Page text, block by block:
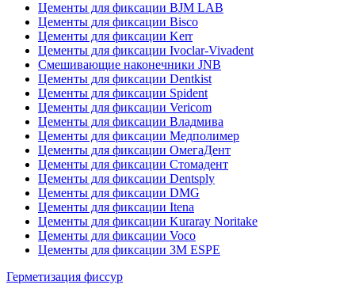
Цементы для фиксации BJM LAB
Цементы для фиксации Bisco
Цементы для фиксации Kerr
Цементы для фиксации Ivoclar-Vivadent
Смешивающие наконечники JNB
Цементы для фиксации Dentkist
Цементы для фиксации Spident
Цементы для фиксации Vericom
Цементы для фиксации Владмива
Цементы для фиксации Медполимер
Цементы для фиксации ОмегаДент
Цементы для фиксации Стомадент
Цементы для фиксации Dentsply
Цементы для фиксации DMG
Цементы для фиксации Itena
Цементы для фиксации Kuraray Noritake
Цементы для фиксации Voco
Цементы для фиксации 3M ESPE
Герметизация фиссур